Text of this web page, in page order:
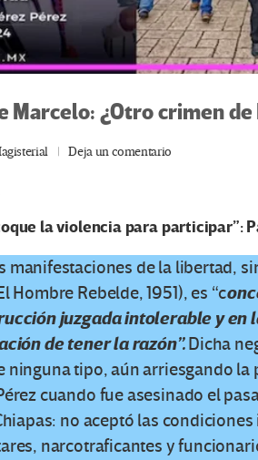
Marcelo: ¿Otro crimen de
Deja un comentario
la violencia para participar”:
manifestaciones de la libertad,
Hombre Rebelde, 1951), es “c
juzgada intolerable y en
de tener la razón”.Dicha
ninguna tipo, aún arriesgando la
cuando fue asesinado el
no aceptó las
narcotraficantes y